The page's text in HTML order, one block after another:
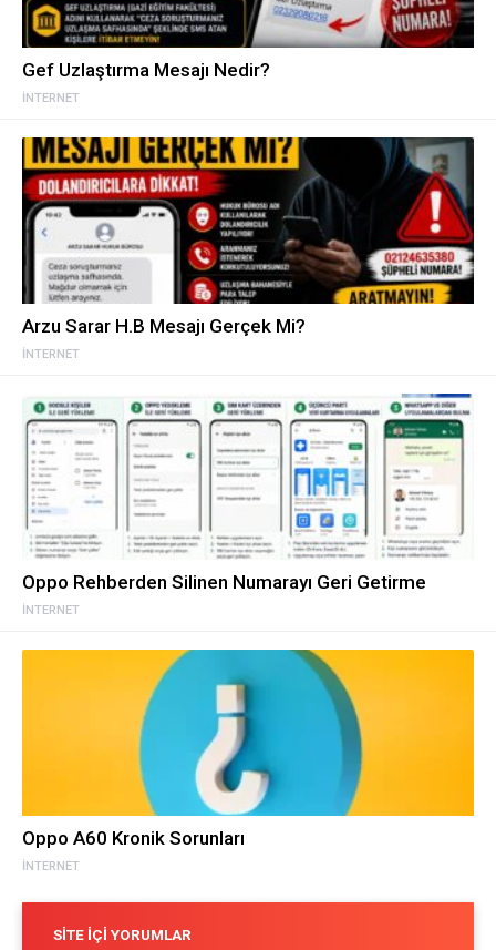
İNTERNET
Gef Uzlaştırma Mesajı Nedir?
İNTERNET
Arzu Sarar H.B Mesajı Gerçek Mi?
İNTERNET
Oppo Rehberden Silinen Numarayı Geri Getirme
İNTERNET
Oppo A60 Kronik Sorunları
SITE İÇI YORUMLAR